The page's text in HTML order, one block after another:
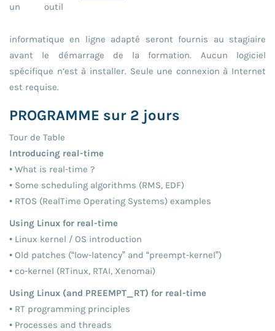
un outil
informatique en ligne adapté seront fournis au stagiaire
avant le démarrage de la formation. Aucun logiciel
spécifique n’est à installer. Seule une connexion à Internet
est requise.
PROGRAMME sur 2 jours
Tour de Table
Introducing real-time
• What is real-time ?
• Some scheduling algorithms (RMS, EDF)
• RTOS (RealTime Operating Systems) examples
Using Linux for real-time
• Linux kernel / OS introduction
• Old patches (“low-latency” and “preempt-kernel”)
• co-kernel (RTinux, RTAI, Xenomai)
Using Linux (and PREEMPT_RT) for real-time
• RT programming principles
• Processes and threads